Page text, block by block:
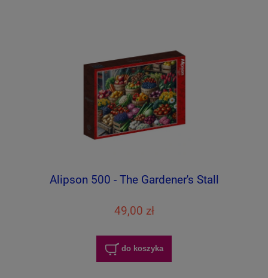
Alipson 500 - The Gardener's Stall
49,00 zł
do koszyka